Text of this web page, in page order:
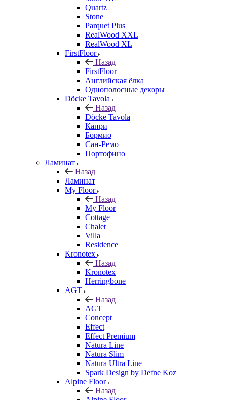
Quartz
Stone
Parquet Plus
RealWood XXL
RealWood XL
FirstFloor
Назад
FirstFloor
Английская ёлка
Однополосные декоры
Döcke Tavola
Назад
Döcke Tavola
Капри
Бормио
Сан-Ремо
Портофино
Ламинат
Назад
Ламинат
My Floor
Назад
My Floor
Cottage
Chalet
Villa
Residence
Kronotex
Назад
Kronotex
Herringbone
AGT
Назад
AGT
Concept
Effect
Effect Premium
Natura Line
Natura Slim
Natura Ultra Line
Spark Design by Defne Koz
Alpine Floor
Назад